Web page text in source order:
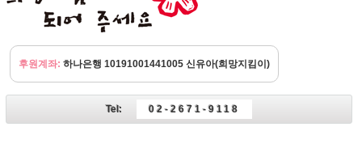
후원계좌: 하나은행 10191001441005 신유아(희망지킴이)
Tel: 02-2671-9118